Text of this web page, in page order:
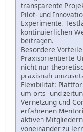
transparente
Pilot- und
Experimente,
kontinuierlichen
beitragen.
Besondere
Praxisorientierte
nicht nur
praxisnah
Flexibilität:
um orts- und
Vernetzung und
erfahrenen
aktiven
voneinander zu